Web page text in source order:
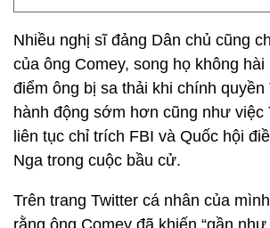
Nhiều nghị sĩ đảng Dân chủ cũng
của ông Comey, song họ không
điểm ông bị sa thải khi chính quyền
hành động sớm hơn cũng như việc
liên tục chỉ trích FBI và Quốc hội
Nga trong cuộc bầu cử.
Trên trang Twitter cá nhân của
rằng ông Comey đã khiến “gần